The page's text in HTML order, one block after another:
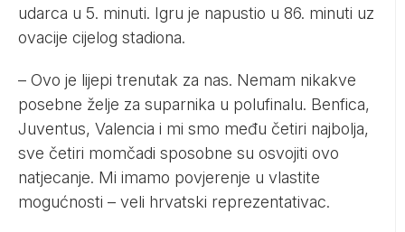
udarca u 5. minuti. Igru je napustio u 86. minuti uz
ovacije cijelog stadiona.
– Ovo je lijepi trenutak za nas. Nemam nikakve
posebne želje za suparnika u polufinalu. Benfica,
Juventus, Valencia i mi smo među četiri najbolja,
sve četiri momčadi sposobne su osvojiti ovo
natjecanje. Mi imamo povjerenje u vlastite
mogućnosti – veli hrvatski reprezentativac.